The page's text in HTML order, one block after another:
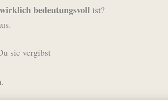
wirklichbedeutungsvoll ist?
sie vergibst
.